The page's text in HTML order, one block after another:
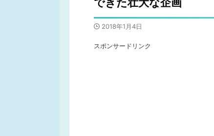
2018年1月4日
スポンサードリンク